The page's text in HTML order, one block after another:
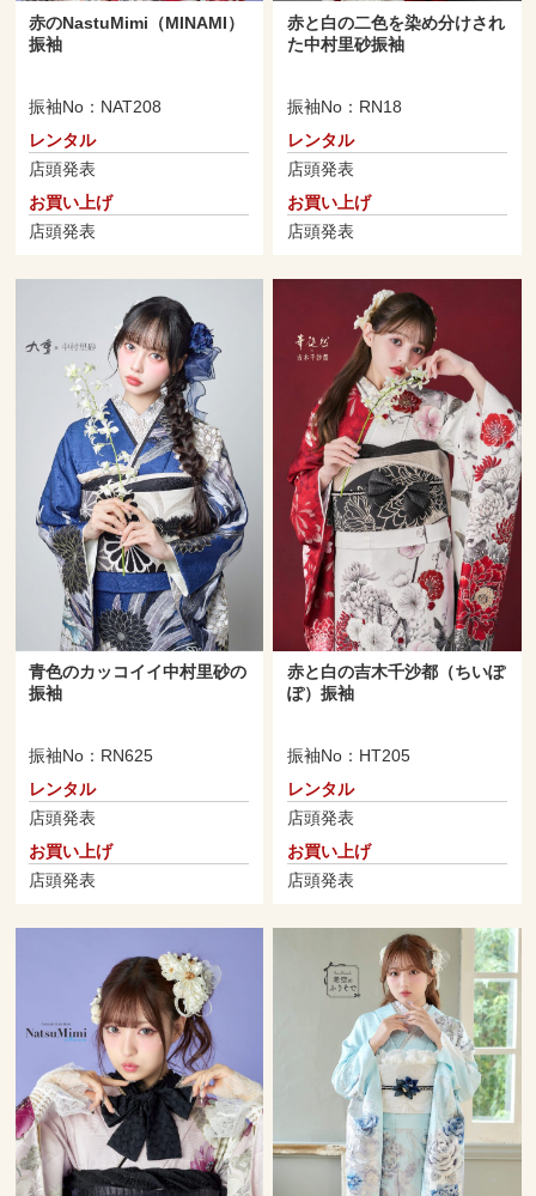
赤のNastuMimi（MINAMI）
振袖
振袖No：NAT208
レンタル
店頭発表
お買い上げ
店頭発表
赤と白の二色を染め分けされ
た中村里砂振袖
振袖No：RN18
レンタル
店頭発表
お買い上げ
店頭発表
青色のカッコイイ中村里砂の
振袖
振袖No：RN625
レンタル
店頭発表
お買い上げ
店頭発表
赤と白の吉木千沙都（ちいぽ
ぽ）振袖
振袖No：HT205
レンタル
店頭発表
お買い上げ
店頭発表